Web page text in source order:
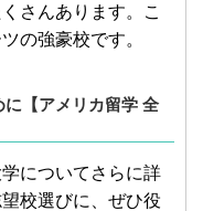
さんあります。こ
の強豪校です。
【アメリカ留学 全
についてさらに詳
校選びに、ぜひ役